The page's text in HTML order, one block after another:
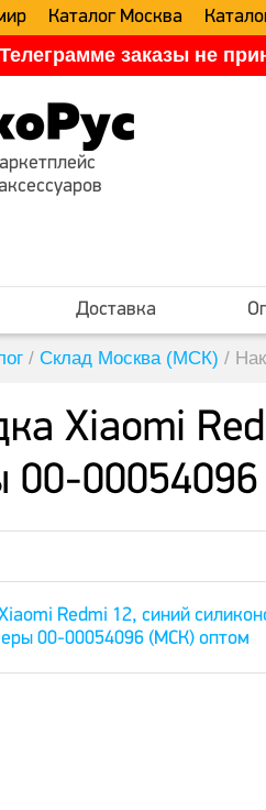
Каталог Москва
заказы не
Доставка
/ Склад Москва (МСК) /
Xiaomi
00-